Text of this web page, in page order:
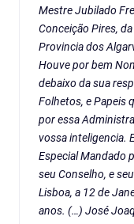
Mestre Jubilado
Conceição Pires,
Provincia dos
Houve por bem
debaixo da sua
Folhetos, e Papeis
por essa
vossa inteligencia.
Especial Mandado
seu Conselho, e
Lisboa, a 12 de
anos. (…) José